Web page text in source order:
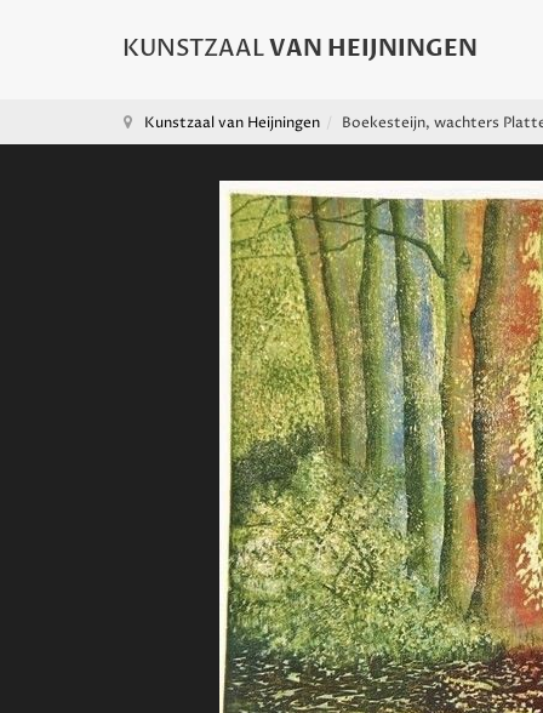
Kunstzaal van Heijningen Boekesteijn, wachters